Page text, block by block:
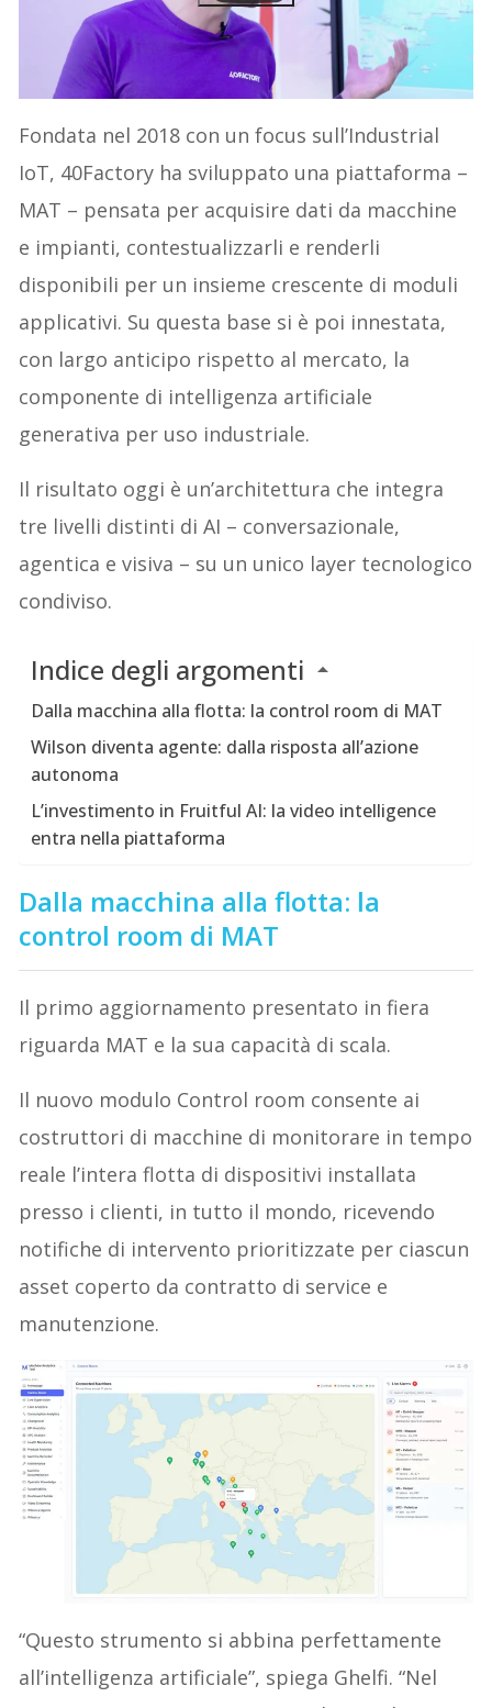
Fondata nel 2018 con un focus sull’Industrial
IoT, 40Factory ha sviluppato una piattaforma –
MAT – pensata per acquisire dati da macchine
e impianti, contestualizzarli e renderli
disponibili per un insieme crescente di moduli
applicativi. Su questa base si è poi innestata,
con largo anticipo rispetto al mercato, la
componente di intelligenza artificiale
generativa per uso industriale.
Il risultato oggi è un’architettura che integra
tre livelli distinti di AI – conversazionale,
agentica e visiva – su un unico layer tecnologico
condiviso.
Indice degli argomenti
Dalla macchina alla flotta: la control room di MAT
Wilson diventa agente: dalla risposta all’azione
autonoma
L’investimento in Fruitful AI: la video intelligence
entra nella piattaforma
Dalla macchina alla flotta: la
control room di MAT
Il primo aggiornamento presentato in fiera
riguarda MAT e la sua capacità di scala.
Il nuovo modulo Control room consente ai
costruttori di macchine di monitorare in tempo
reale l’intera flotta di dispositivi installata
presso i clienti, in tutto il mondo, ricevendo
notifiche di intervento prioritizzate per ciascun
asset coperto da contratto di service e
manutenzione.
“Questo strumento si abbina perfettamente
all’intelligenza artificiale”, spiega Ghelfi. “Nel